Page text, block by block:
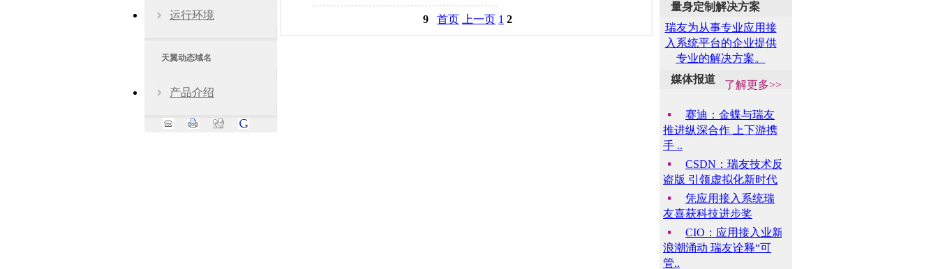
运行环境
天翼动态域名
产品介绍
9 首页 上一页 1 2
量身定制解决方案
瑞友为从事专业应用接
入系统平台的企业提供
专业的解决方案。
了解更多>>
媒体报道
赛迪：金蝶与瑞友
推进纵深合作 上下游携
手 ..
CSDN：瑞友技术反
盗版 引领虚拟化新时代
凭应用接入系统瑞
友喜获科技进步奖
CIO：应用接入业新
浪潮涌动 瑞友诠释“可
管..